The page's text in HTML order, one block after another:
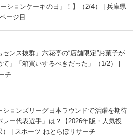
ーションケーキの日」！】（2/4） | 兵庫県
ージ目
センス抜群」六花亭の“店舗限定”お菓子が
」「箱買いするべきだった」（1/2） |
チ
ションズリーグ日本ラウンドで活躍を期待
レー代表選手」は？【2026年版・人気投
| スポーツ ねとらぼリサーチ